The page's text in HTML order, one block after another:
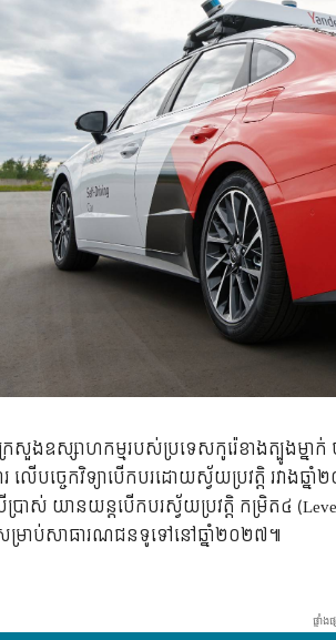
ក្រសួងឧស្សាហកម្មរបស់ប្រទេសកូរ៉េខាងត្បូងម្
រ លើបច្ចេកវិទ្យាបើកបរដោយស្វ័យប្រវត្តិ រវ
ើប្រាស់ យានយន្តបើកបរស្វ័យប្រវត្តិ កម្រិត៤
រាប់សាធារណជនទូទៅនៅឆ្នាំ២០២៧៕
ផ្ទាំង